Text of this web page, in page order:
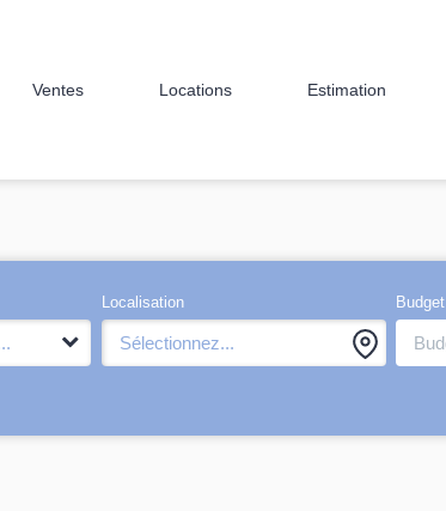
Ventes Locations Estimation
Localisation
Sélectionnez...
Budget